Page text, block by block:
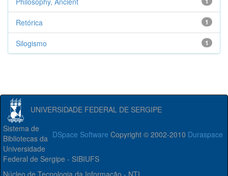
1
Retórica
1
Silogismo
UNIVERSIDADE FEDERAL DE SERGIPE
DSpace Software Copyright © 2002-2010 Duraspace
Sistema de
Bibliotecas da
Universidade
Federal de Sergipe - SIBIUFS
Núcleo de Tecnologia da Informação - NTI